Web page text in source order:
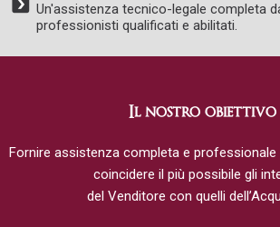
Un'assistenza tecnico-legale completa
professionisti qualificati e abilitati.
Il nostro obiettivo
Fornire assistenza completa e professionale
coincidere il più possibile gli
del Venditore con quelli